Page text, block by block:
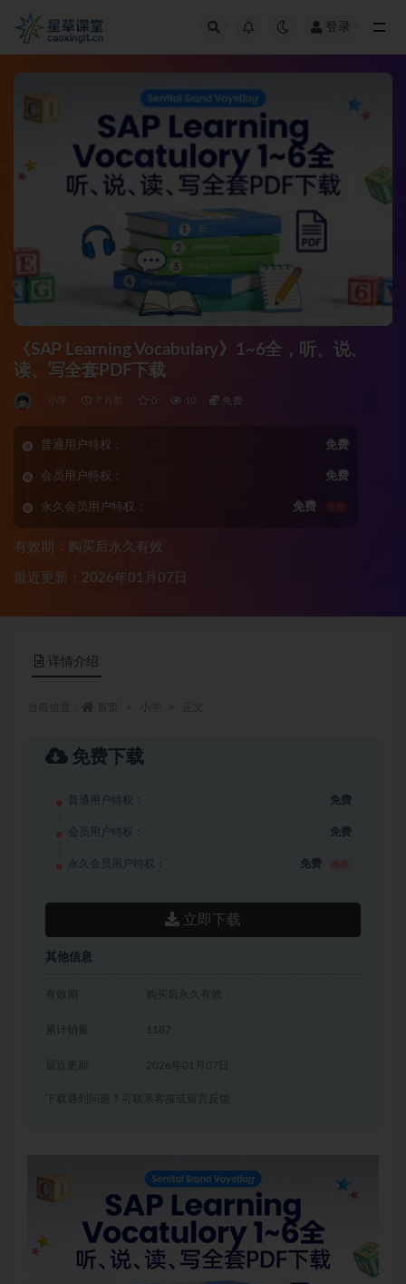
登录
《SAP Learning Vocabulary》1~6全，听、说、
读、写全套PDF下载
小学 7 月前 0 10 免费
普通用户特权： 免费
会员用户特权： 免费
永久会员用户特权： 免费 推荐
有效期：购买后永久有效
最近更新：2026年01月07日
详情介绍
免费下载
普通用户特权： 免费
会员用户特权： 免费
永久会员用户特权： 免费
立即下载
其他信息
有效期 购买后永久有效
累计销量 1187
2026年01月07日
下载遇到问题？可联系客服或留言反馈